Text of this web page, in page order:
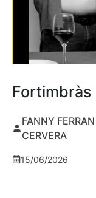
Fortimbràs
FANNY
CERVERA
15/06/2026